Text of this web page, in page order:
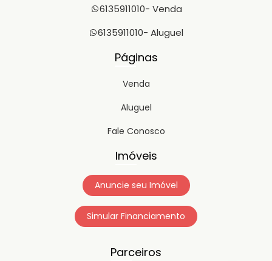
6135911010- Venda
6135911010- Aluguel
Páginas
Venda
Aluguel
Fale Conosco
Imóveis
Anuncie seu Imóvel
Simular Financiamento
Parceiros